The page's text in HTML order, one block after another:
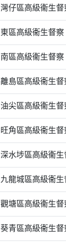
灣仔區高級衞生督
東區高級衞生督察
南區高級衞生督察
離島區高級衞生督
油尖區高級衞生督
旺角區高級衞生督
深水埗區高級衞生
九龍城區高級衞生
觀塘區高級衞生督
葵青區高級衞生督